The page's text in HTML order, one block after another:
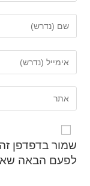
שמור בדפדפן
לפעם הבאה